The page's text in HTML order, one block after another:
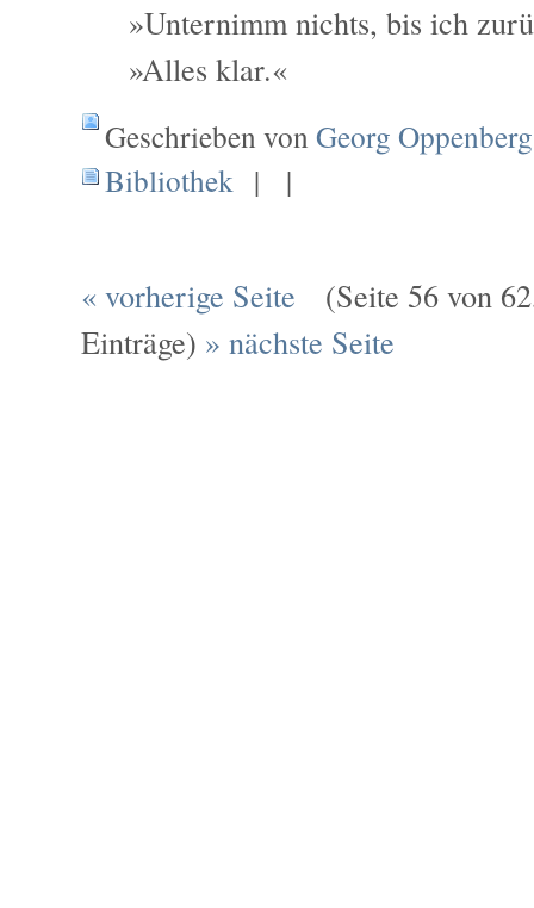
»Unternimm nichts, bis ich
»Alles klar.«
Geschrieben vonGeorg Oppenberg
Bibliothek | |
« vorherige Seite (Seite 56 von
Einträge) » nächste Seite